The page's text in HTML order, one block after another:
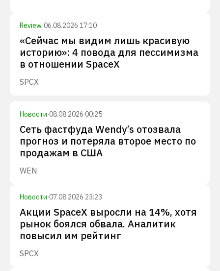
Review·06.08.2026 17:10
«Сейчас мы видим лишь красивую
историю»: 4 повода для пессимизма
в отношении SpaceX
SPCX
Новости·08.08.2026 00:25
Сеть фастфуда Wendy’s отозвала
прогноз и потеряла второе место по
продажам в США
WEN
Новости·07.08.2026 23:23
Акции SpaceX выросли на 14%, хотя
рынок боялся обвала. Аналитик
повысил им рейтинг
SPCX